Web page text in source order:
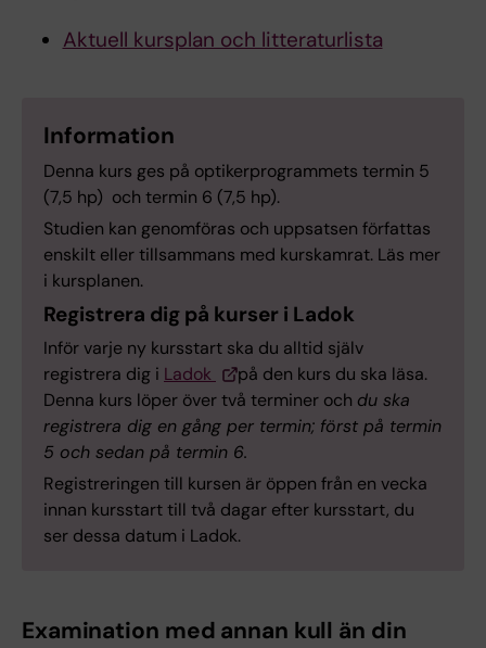
Aktuell kursplan och litteraturlista
Information
Denna kurs ges på optikerprogrammets termin 5
(7,5 hp) och termin 6 (7,5 hp).
Studien kan genomföras och uppsatsen författas
enskilt eller tillsammans med kurskamrat. Läs mer
i kursplanen.
Registrera dig på kurser i Ladok
Inför varje ny kursstart ska du alltid själv
registrera dig i Ladok
på den kurs du ska läsa.
Denna kurs löper över två terminer och du ska
registrera dig en gång per termin; först på termin
5 och sedan på termin 6.
Registreringen till kursen är öppen från en vecka
innan kursstart till två dagar efter kursstart, du
ser dessa datum i Ladok.
Examination med annan kull än din